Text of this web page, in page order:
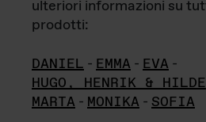
ulteriori informazioni su
prodotti:
DANIEL - EMMA - EVA -
HUGO, HENRIK & HILDE
MARTA - MONIKA - SOFIA